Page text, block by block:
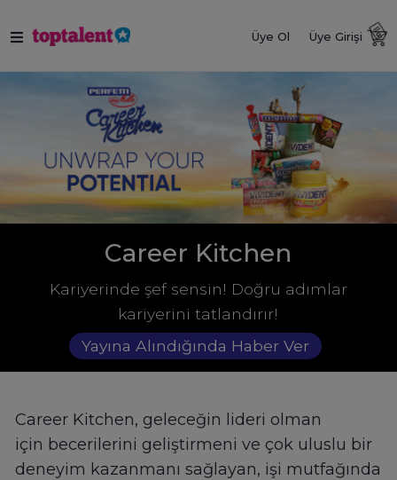
Üye Ol Üye Girişi
Career Kitchen
Kariyerinde şef sensin! Doğru adımlar
kariyerini tatlandırır!
Yayına Alındığında Haber Ver
Career Kitchen, geleceğin lideri olman
için becerilerini geliştirmeni ve çok uluslu bir
deneyim kazanmanı sağlayan, işi mutfağında